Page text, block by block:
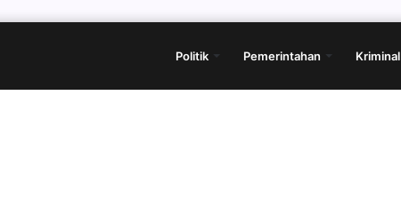
Politik Pemerintahan Kriminal